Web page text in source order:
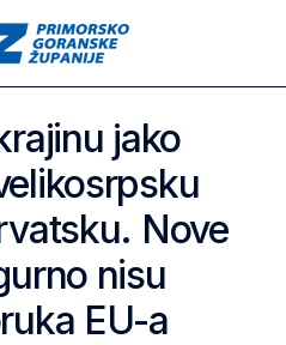
jako
Nove
nisu
EU-a